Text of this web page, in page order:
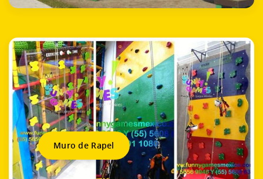
Muro de Rapel